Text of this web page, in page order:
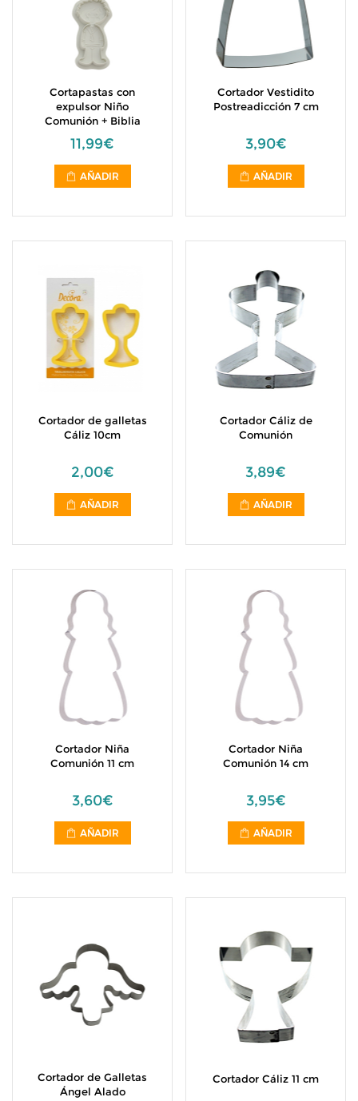
Cortapastas con
expulsor Niño
Comunión + Biblia
11,99€
AÑADIR
Cortador Vestidito
Postreadicción 7 cm
3,90€
AÑADIR
Cortador de galletas
Cáliz 10cm
2,00€
AÑADIR
Cortador Cáliz de
Comunión
3,89€
AÑADIR
Cortador Niña
Comunión 11 cm
3,60€
AÑADIR
Cortador Niña
Comunión 14 cm
3,95€
AÑADIR
Cortador de Galletas
Ángel Alado
Cortador Cáliz 11 cm